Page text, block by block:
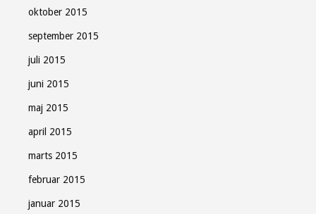
oktober 2015
september 2015
juli 2015
juni 2015
maj 2015
april 2015
marts 2015
februar 2015
januar 2015